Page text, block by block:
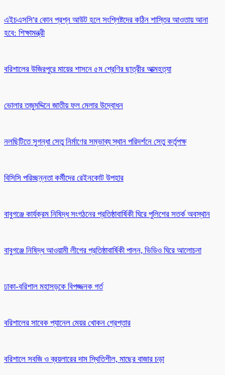
এইচএসসি'র কোন প্রশ্ন আউট হলে সংশ্লিষ্টদের কঠিন শাস্তির আওতায় আনা
হবে: শিক্ষামন্ত্রী
বরিশালের উজিরপুরে মায়ের শাসনে ৫ম শ্রেণির ছাত্রীর আত্মহত্যা
ভোলার তজুমদ্দিনে জাতীয় ফল মেলার উদ্বোধন
নলছিটিতে সুগন্ধা সেতু নির্মাণের সম্ভাব্য স্থান পরিদর্শনে সেতু কর্তৃপক্ষ
বিসিসি পরিচ্ছন্নতা কর্মীদের রেইনকোট উপহার
বাবুগঞ্জে কার্যক্রম নিষিদ্ধ সংগঠনের প্রতিষ্ঠাবার্ষিকী ঘিরে পুলিশের সতর্ক অবস্থান
বাবুগঞ্জে নিষিদ্ধ আওয়ামী লীগের প্রতিষ্ঠাবার্ষিকী পালন, ভিডিও ঘিরে আলোচনা
ঢাকা-বরিশাল মহাসড়কে বিপজ্জনক গর্ত
বরিশালের সাবেক প্যানেল মেয়র খোকন গ্রেপ্তার
বরিশালে সবজি ও ব্রয়লারের দাম স্থিতিশীল, মাছের বাজার চড়া